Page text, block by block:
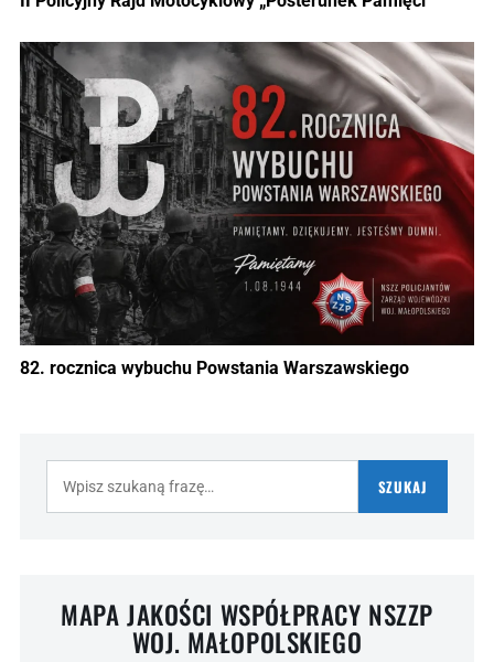
82. rocznica wybuchu Powstania Warszawskiego
SZUKAJ
MAPA JAKOŚCI WSPÓŁPRACY NSZZP
WOJ. MAŁOPOLSKIEGO